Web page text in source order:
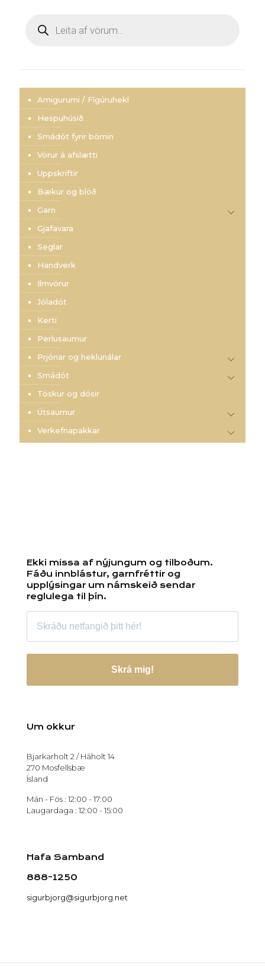
search
Amigurumi / Fígúruhekl
Hespuhúsið
Smádót fyrir börnin
Vörur á afslætti
Uppskriftir
Bækur og blöð
Garn
Gjafavara
Seglar
Handverk
Ilmvörur
Jóladót
Kerti
Perlusaumur
Prjónar og heklunálar
Smádót
Töskur og dósir
Útsaumur
Verkefnapakkar
Ekki missa af nýjungum og tilboðum.
Fáðu innblástur, garnfréttir og
upplýsingar um námskeið sendar
reglulega til þín.
Skrá mig!
Um okkur
Bjarkarholt 2 / Háholt 14
270 Mosfellsbæ
Ísland
Mán - Fös : 12:00 - 17:00
Laugardaga : 12:00 - 15:00
Hafa Samband
888-1250
sigurbjorg@sigurbjorg.net